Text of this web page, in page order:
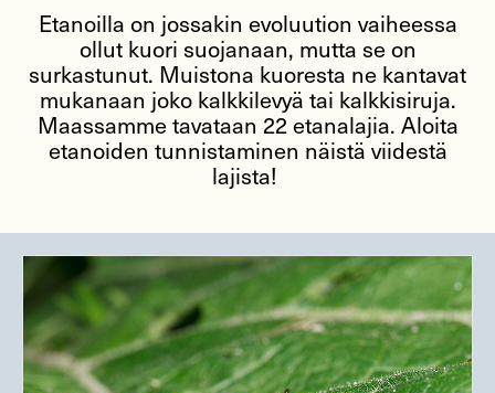
Etanoilla on jossakin evoluution vaiheessa
ollut kuori suojanaan, mutta se on
surkastunut. Muistona kuoresta ne kantavat
mukanaan joko kalkkilevyä tai kalkkisiruja.
Maassamme tavataan 22 etanalajia. Aloita
etanoiden tunnistaminen näistä viidestä
lajista!